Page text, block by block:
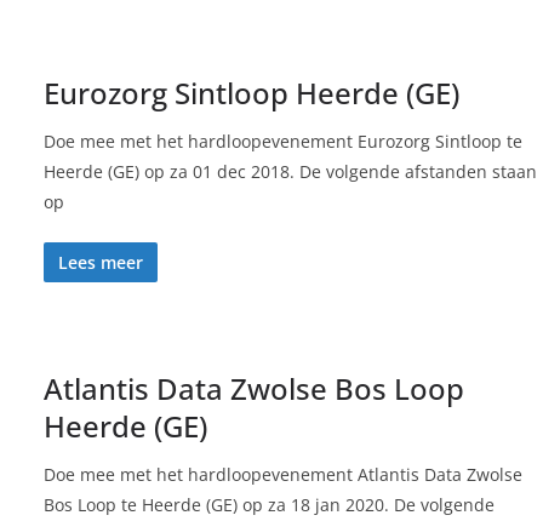
Eurozorg Sintloop Heerde (GE)
Doe mee met het hardloopevenement Eurozorg Sintloop te
Heerde (GE) op za 01 dec 2018. De volgende afstanden staan
op
Lees meer
Atlantis Data Zwolse Bos Loop
Heerde (GE)
Doe mee met het hardloopevenement Atlantis Data Zwolse
Bos Loop te Heerde (GE) op za 18 jan 2020. De volgende